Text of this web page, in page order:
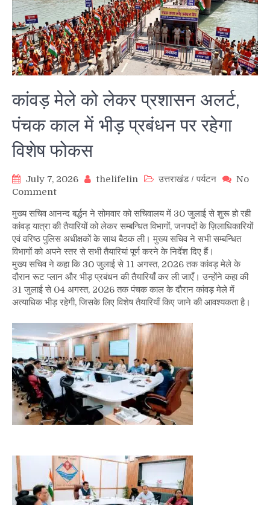
कांवड़ मेले को लेकर प्रशासन अलर्ट,
पंचक काल में भीड़ प्रबंधन पर रहेगा
विशेष फोकस
July 7, 2026 thelifelin उत्तराखंड/पर्यटन
No
Commenton
मेले
को
लेकर
प्रशासन
अलर्ट,
पंचक
काल
में
प्रबंधन
पर
रहेगा
विशेष
फोकस
मुख्य सचिव आनन्द बर्द्धन ने सोमवार को सचिवालय में 30 जुलाई से शुरू हो रही
कांवड़ यात्रा की तैयारियों को लेकर सम्बन्धित विभागों, जनपदों के ज़िलाधिकारियों
एवं वरिष्ठ पुलिस अधीक्षकों के साथ बैठक ली। मुख्य सचिव ने सभी सम्बन्धित
विभागों को अपने स्तर से सभी तैयारियां पूर्ण करने के निर्देश दिए हैं।
मुख्य सचिव ने कहा कि 30 जुलाई से 11 अगस्त, 2026 तक कांवड़ मेले के
दौरान रूट प्लान और भीड़ प्रबंधन की तैयारियाँ कर ली जाएँ। उन्होंने कहा की
31 जुलाई से 04 अगस्त, 2026 तक पंचक काल के दौरान कांवड़ मेले में
अत्याधिक भीड़ रहेगी, जिसके लिए विशेष तैयारियाँ किए जाने की आवश्यकता है।